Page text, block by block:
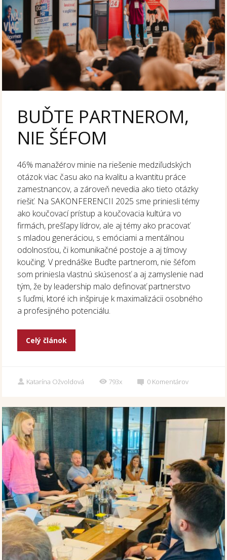
BUĎTE PARTNEROM,
NIE ŠÉFOM
46% manažérov minie na riešenie medziľudských
otázok viac času ako na kvalitu a kvantitu práce
zamestnancov, a zároveň nevedia ako tieto otázky
riešiť. Na SAKONFERENCII 2025 sme priniesli témy
ako koučovací prístup a koučovacia kultúra vo
firmách, prešľapy lídrov, ale aj témy ako pracovať
s mladou generáciou, s emóciami a mentálnou
odolnosťou, či komunikačné postoje a aj tímovy
koučing. V prednáške Buďte partnerom, nie šéfom
som priniesla vlastnú skúsenosť a aj zamyslenie nad
tým, že by leadership malo definovať partnerstvo
s ľuďmi, ktoré ich inšpiruje k maximalizácii osobného
a profesijného potenciálu.
Celý článok
Katarína Ožvoldová 793x 0 Komentárov